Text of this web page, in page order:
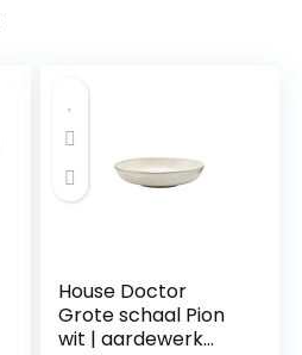
House Doctor
Grote schaal Pion
wit | aardewerk